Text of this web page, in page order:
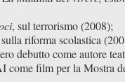
, sul terrorismo (2008);
riforma scolastica
debutto come autore
come film per la Mostra